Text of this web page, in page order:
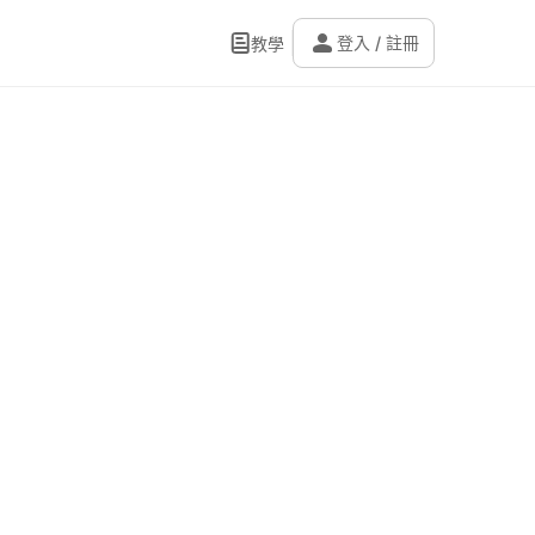
教學 person 登入 / 註冊